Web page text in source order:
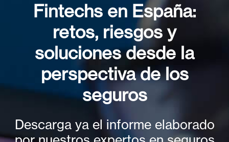
Fintechs en España:
retos, riesgos y
soluciones desde la
perspectiva de los
seguros
Descarga ya el informe elaborado